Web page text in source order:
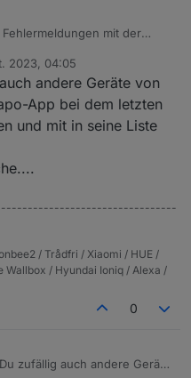
mit der
- error: tapo.0
- info: tapo.0
- warn: tapo.0 (3192)
- error:
- error:
- error:
- error:
- error:
2023, 04:05
andere Geräte von
App bei dem letzten
und mit in seine Liste
/ Trådfri / Xiaomi / HUE /
Wallbox / Hyundai Ioniq / Alexa /
0
zufällig auch andere Geräte